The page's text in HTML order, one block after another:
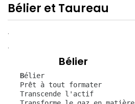
Bélier et Taureau
.
.
Bélier
   B
élier
   Prêt à tout formater
   Transcende l'actif